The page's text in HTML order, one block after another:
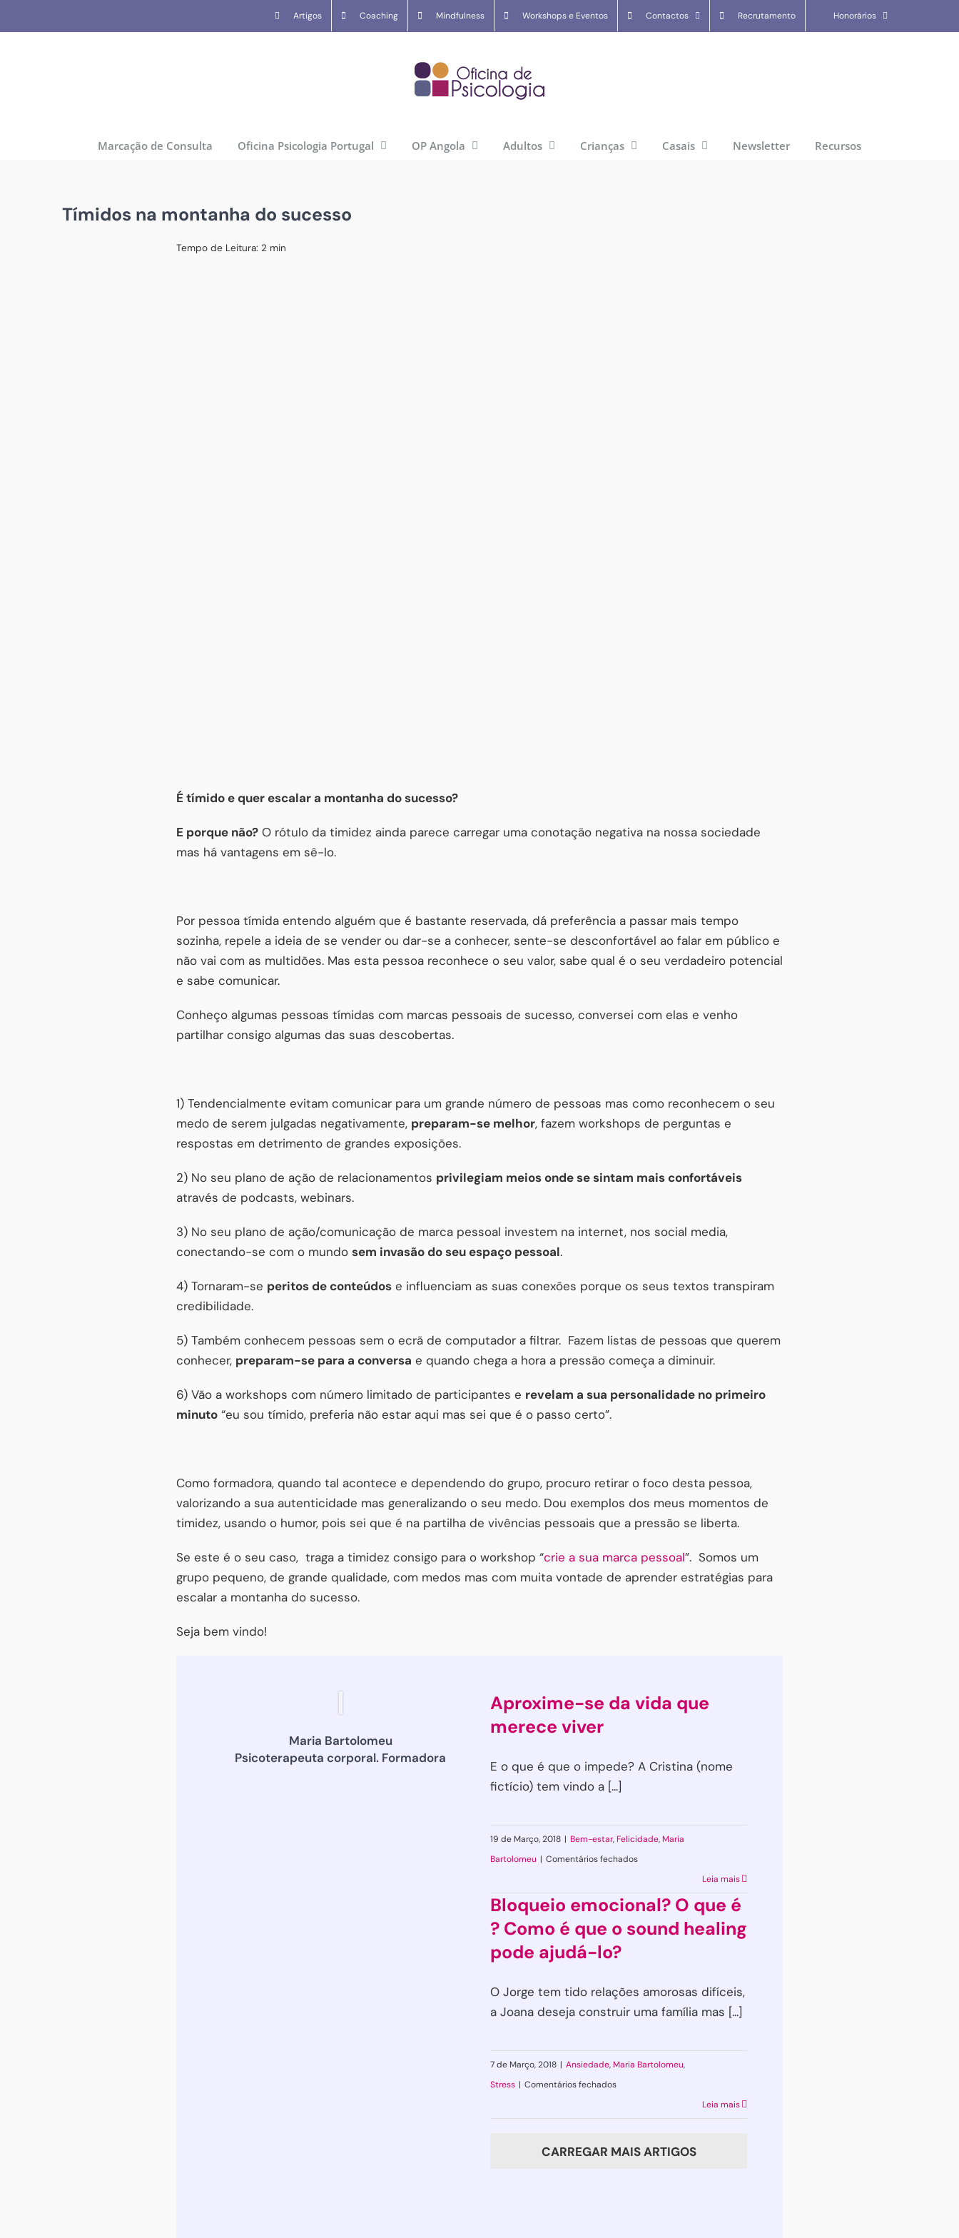
to
Artigos Coaching Mindfulness Workshops e Eventos Contactos Recrutamento Honorários
Marcação de Consulta Oficina Psicologia Portugal OP Angola Adultos Crianças Casais Newsletter Recursos
Tímidos na montanha do sucesso
Tempo de Leitura: 2 min
É tímido e quer escalar a montanha do sucesso?
E porque não? O rótulo da timidez ainda parece carregar uma conotação negativa na nossa sociedade
mas há vantagens em sê-lo.
Por pessoa tímida entendo alguém que é bastante reservada, dá preferência a passar mais tempo
sozinha, repele a ideia de se vender ou dar-se a conhecer, sente-se desconfortável ao falar em público e
não vai com as multidões. Mas esta pessoa reconhece o seu valor, sabe qual é o seu verdadeiro potencial
e sabe comunicar.
Conheço algumas pessoas tímidas com marcas pessoais de sucesso, conversei com elas e venho
partilhar consigo algumas das suas descobertas.
1) Tendencialmente evitam comunicar para um grande número de pessoas mas como reconhecem o seu
medo de serem julgadas negativamente, preparam-se melhor, fazem workshops de perguntas e
respostas em detrimento de grandes exposições.
2) No seu plano de ação de relacionamentos privilegiam meios onde se sintam mais confortáveis
através de podcasts, webinars.
3) No seu plano de ação/comunicação de marca pessoal investem na internet, nos social media,
conectando-se com o mundo sem invasão do seu espaço pessoal.
4) Tornaram-se peritos de conteúdos e influenciam as suas conexões porque os seus textos transpiram
credibilidade.
5) Também conhecem pessoas sem o ecrã de computador a filtrar. Fazem listas de pessoas que querem
conhecer, preparam-se para a conversa e quando chega a hora a pressão começa a diminuir.
6) Vão a workshops com número limitado de participantes e revelam a sua personalidade no primeiro
minuto “eu sou tímido, preferia não estar aqui mas sei que é o passo certo”.
Como formadora, quando tal acontece e dependendo do grupo, procuro retirar o foco desta pessoa,
valorizando a sua autenticidade mas generalizando o seu medo. Dou exemplos dos meus momentos de
timidez, usando o humor, pois sei que é na partilha de vivências pessoais que a pressão se liberta.
Se este é o seu caso, traga a timidez consigo para o workshop “crie a sua marca pessoal”. Somos um
grupo pequeno, de grande qualidade, com medos mas com muita vontade de aprender estratégias para
escalar a montanha do sucesso.
Seja bem vindo!
Maria Bartolomeu
Psicoterapeuta corporal. Formadora
Aproxime-se da vida que
merece viver
E o que é que o impede? A Cristina (nome
fictício) tem vindo a [...]
19 de Março, 2018 | Bem-estar, Felicidade, Maria
Bartolomeu | Comentários fechadosem
vida
viver
Leia mais
Bloqueio emocional? O que é
? Como é que o sound healing
pode ajudá-lo?
O Jorge tem tido relações amorosas difíceis,
a Joana deseja construir uma família mas [...]
7 de Março, 2018 | Ansiedade, Maria Bartolomeu,
Stress | Comentários fechadosem
Leia mais
CARREGAR MAIS ARTIGOS